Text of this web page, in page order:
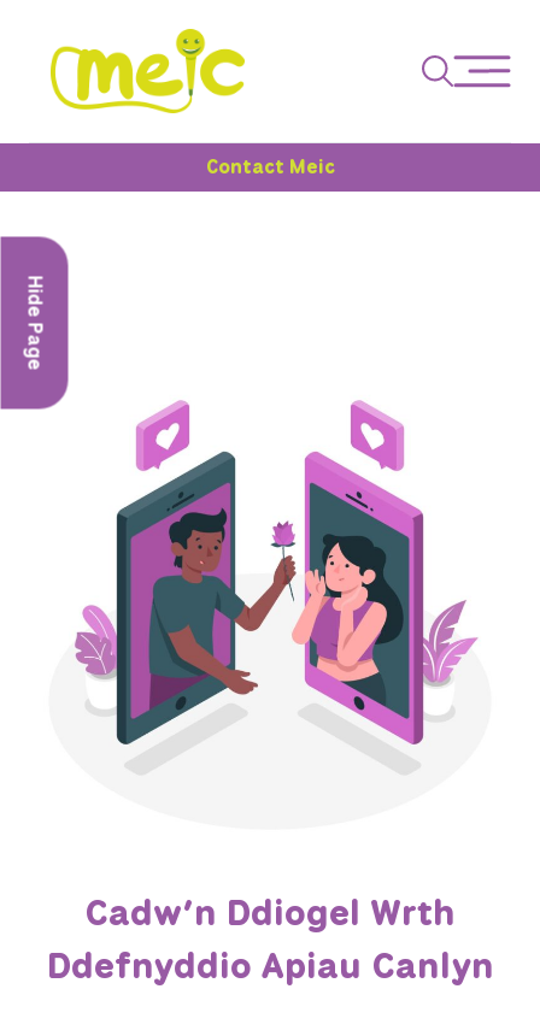
Contact Meic
Hide Page
Cadw’n Ddiogel Wrth
Ddefnyddio Apiau Canlyn